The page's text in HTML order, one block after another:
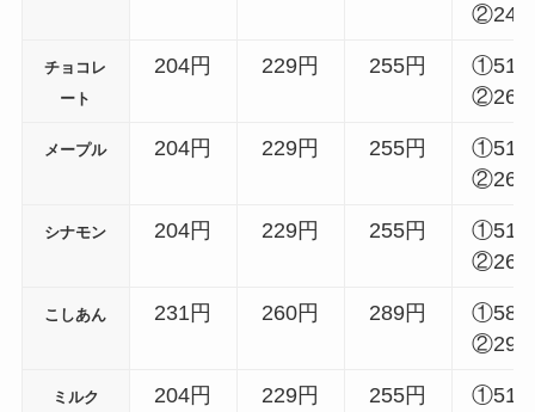
②24
チョコレ
ート
204円 229円 255円
①51
②26
メープル 204円 229円 255円
①51
②26
シナモン 204円 229円 255円
①51
②26
こしあん 231円 260円 289円
①58
②29
ミルク 204円 229円 255円
①51